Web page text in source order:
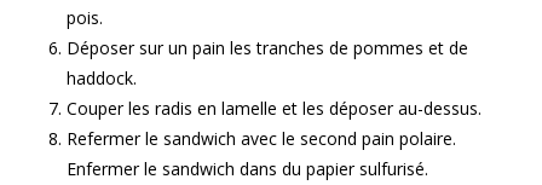
pois.
Déposer sur un pain les tranches de pommes et de
haddock.
Couper les radis en lamelle et les déposer au-dessus.
Refermer le sandwich avec le second pain polaire.
Enfermer le sandwich dans du papier sulfurisé.